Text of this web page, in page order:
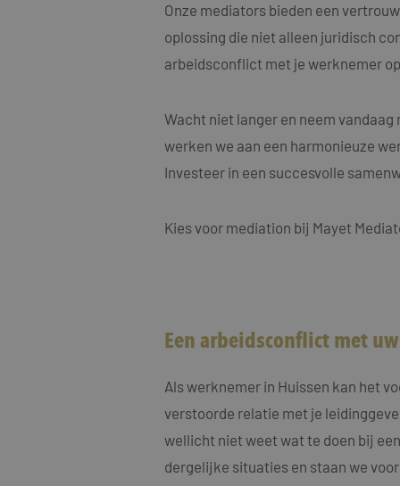
Onze mediators bieden een
oplossing die niet alleen juridisch
arbeidsconflict met je werknemer
Wacht niet langer en neem
werken we aan een harmonieuze
Investeer in een succesvolle
Kies voor mediation bij Mayet
Een arbeidsconflict met
Als werknemer in Huissen kan het
verstoorde relatie met je
wellicht niet weet wat te doen bij
dergelijke situaties en staan we
SM
_fbp
Inc.
_gcl_au
test_cookie